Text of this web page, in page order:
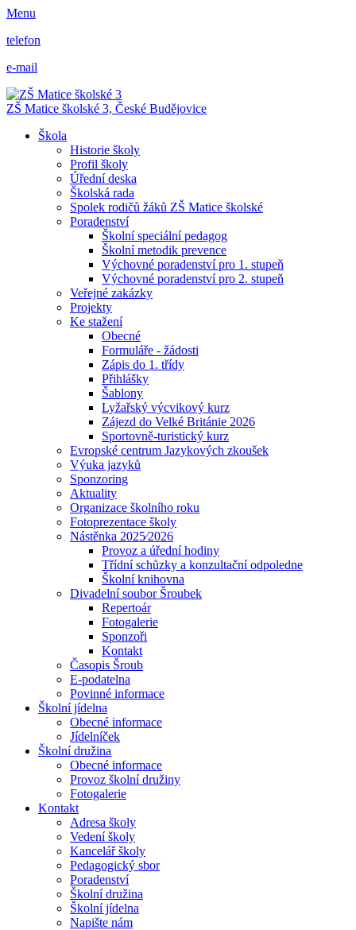
Menu
telefon
e-mail
ZŠ Matice školské 3, České Budějovice
Škola
Historie školy
Profil školy
Úřední deska
Školská rada
Spolek rodičů žáků ZŠ Matice školské
Poradenství
Školní speciální pedagog
Školní metodik prevence
Výchovné poradenství pro 1. stupeň
Výchovné poradenství pro 2. stupeň
Veřejné zakázky
Projekty
Ke stažení
Obecné
Formuláře - žádosti
Zápis do 1. třídy
Přihlášky
Šablony
Lyžařský výcvikový kurz
Zájezd do Velké Británie 2026
Sportovně-turistický kurz
Evropské centrum Jazykových zkoušek
Výuka jazyků
Sponzoring
Aktuality
Organizace školního roku
Fotoprezentace školy
Nástěnka 2025⁄2026
Provoz a úřední hodiny
Třídní schůzky a konzultační odpoledne
Školní knihovna
Divadelní soubor Šroubek
Repertoár
Fotogalerie
Sponzoři
Kontakt
Časopis Šroub
E-podatelna
Povinné informace
Školní jídelna
Obecné informace
Jídelníček
Školní družina
Obecné informace
Provoz školní družiny
Fotogalerie
Kontakt
Adresa školy
Vedení školy
Kancelář školy
Pedagogický sbor
Poradenství
Školní družina
Školní jídelna
Napište nám